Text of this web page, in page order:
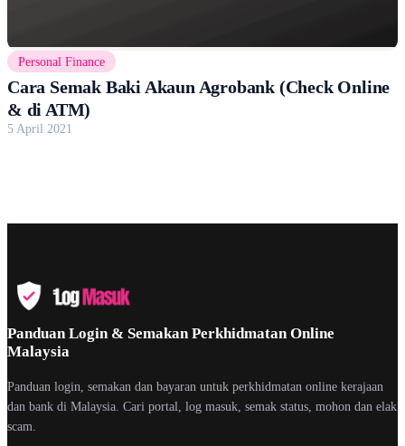
Personal Finance
Cara Semak Baki Akaun Agrobank (Check Online
& di ATM)
5 April 2021
Panduan Login & Semakan Perkhidmatan Online
Malaysia
Panduan login, semakan dan bayaran untuk perkhidmatan online kerajaan
dan bank di Malaysia. Cari portal, log masuk, semak status, mohon dan elak
scam.